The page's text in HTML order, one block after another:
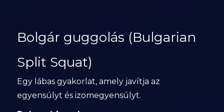
Bolgár guggolás (Bulgarian
Split Squat)
Egy lábas gyakorlat, amely javítja az
egyensúlyt és izomegyensúlyt.